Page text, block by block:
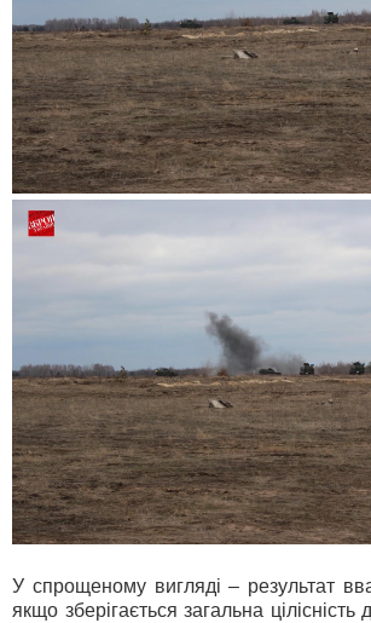
У спрощеному вигляді – результат
якщо зберігається загальна цілісність